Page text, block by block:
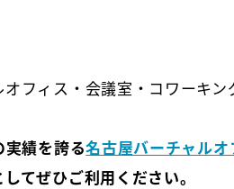
フィス・会議室・コワーキン
実績を誇る名古屋バーチャルオ
てぜひご利用ください。